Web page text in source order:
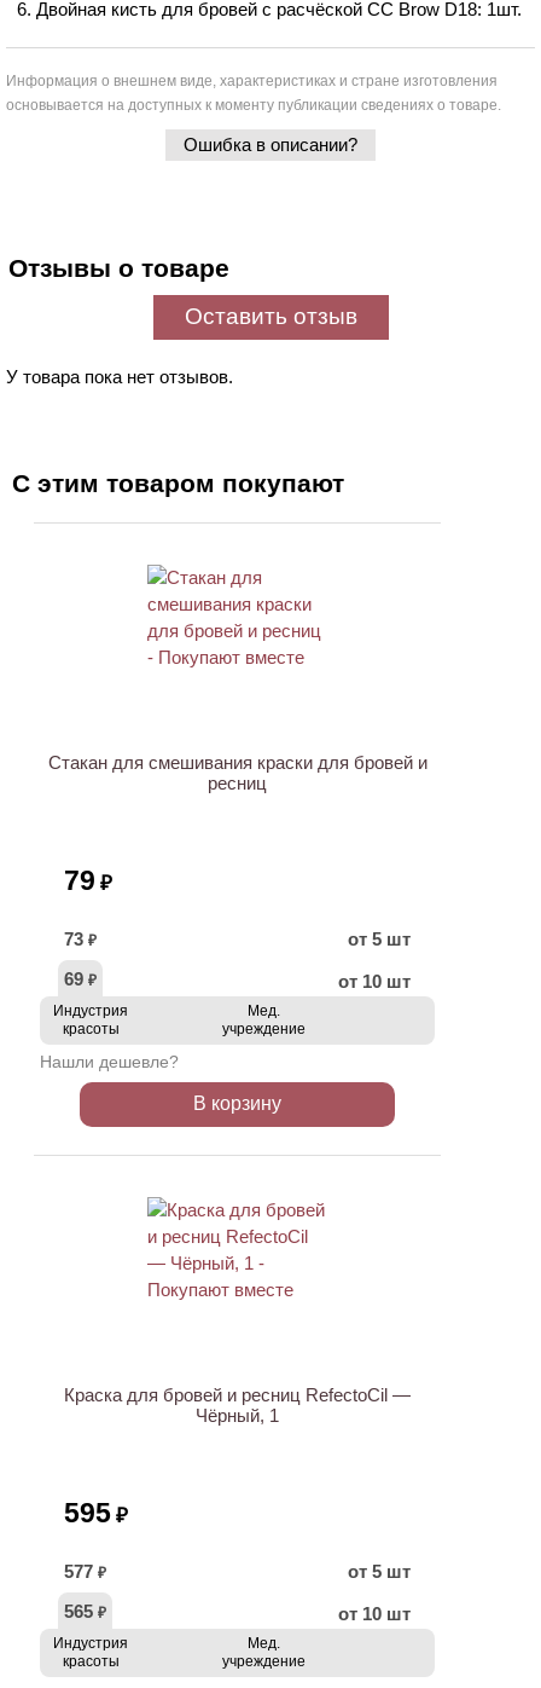
Двойная кисть для бровей с расчёской CC Brow D18: 1шт.
Информация о внешнем виде, характеристиках и стране изготовления
основывается на доступных к моменту публикации сведениях о товаре.
Ошибка в описании?
Отзывы о товаре
Оставить отзыв
У товара пока нет отзывов.
С этим товаром покупают
Стакан для смешивания краски для бровей и
ресниц
79 ₽
73 ₽
от 5 шт
69 ₽ от 10 шт
Индустрия
красоты
Мед.
учреждение
Нашли дешевле?
В корзину
Краска для бровей и ресниц RefectoCil —
Чёрный, 1
595 ₽
577 ₽
от 5 шт
565 ₽ от 10 шт
Индустрия
красоты
Мед.
учреждение